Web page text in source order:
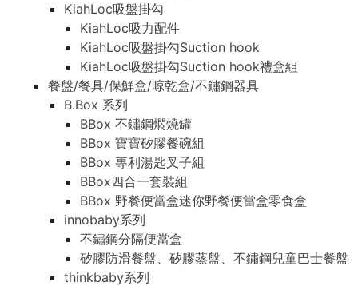
KiahLoc吸盤掛勾
KiahLoc吸力配件
KiahLoc吸盤掛勾Suction hook
KiahLoc吸盤掛勾Suction hook禮盒組
餐盤/餐具/保鮮盒/晾乾盒/不鏽鋼器具
B.Box 系列
BBox 不鏽鋼燜燒罐
BBox 寶寶矽膠餐碗組
BBox 專利湯匙叉子組
BBox四合一套裝組
BBox 野餐便當盒迷你野餐便當盒零食盒
innobaby系列
不鏽鋼分隔便當盒
矽膠防滑餐盤、矽膠蒸盤、不鏽鋼兒童巴士餐盤
thinkbaby系列